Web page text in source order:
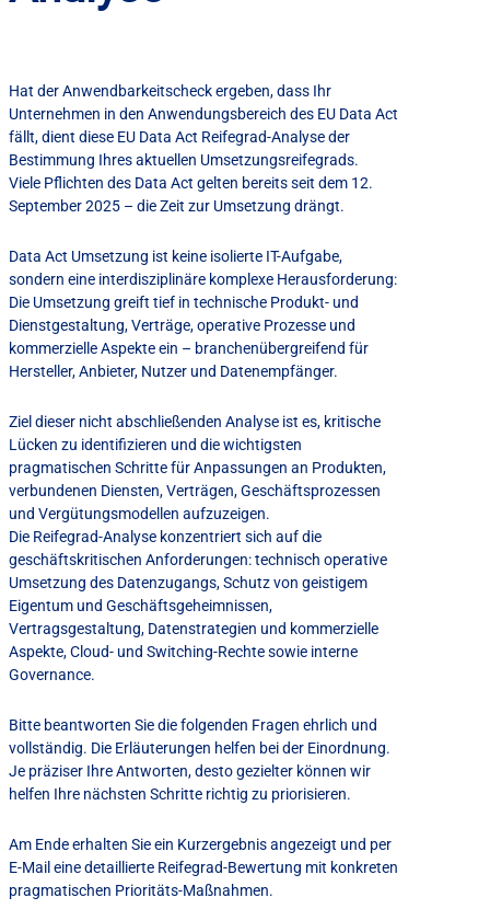
Hat der Anwendbarkeitscheck ergeben, dass Ihr
Unternehmen in den Anwendungsbereich des EU Data Act
fällt, dient diese EU Data Act Reifegrad-Analyse der
Bestimmung Ihres aktuellen Umsetzungsreifegrads.
Viele Pflichten des Data Act gelten bereits seit dem 12.
September 2025 – die Zeit zur Umsetzung drängt.
Data Act Umsetzung ist keine isolierte IT-Aufgabe,
sondern eine interdisziplinäre komplexe Herausforderung:
Die Umsetzung greift tief in technische Produkt- und
Dienstgestaltung, Verträge, operative Prozesse und
kommerzielle Aspekte ein – branchenübergreifend für
Hersteller, Anbieter, Nutzer und Datenempfänger.
Ziel dieser nicht abschließenden Analyse ist es, kritische
Lücken zu identifizieren und die wichtigsten
pragmatischen Schritte für Anpassungen an Produkten,
verbundenen Diensten, Verträgen, Geschäftsprozessen
und Vergütungsmodellen aufzuzeigen.
Die Reifegrad-Analyse konzentriert sich auf die
geschäftskritischen Anforderungen: technisch operative
Umsetzung des Datenzugangs, Schutz von geistigem
Eigentum und Geschäftsgeheimnissen,
Vertragsgestaltung, Datenstrategien und kommerzielle
Aspekte, Cloud- und Switching-Rechte sowie interne
Governance.
Bitte beantworten Sie die folgenden Fragen ehrlich und
vollständig. Die Erläuterungen helfen bei der Einordnung.
Je präziser Ihre Antworten, desto gezielter können wir
helfen Ihre nächsten Schritte richtig zu priorisieren.
Am Ende erhalten Sie ein Kurzergebnis angezeigt und per
E-Mail eine detaillierte Reifegrad-Bewertung mit konkreten
pragmatischen Prioritäts-Maßnahmen.